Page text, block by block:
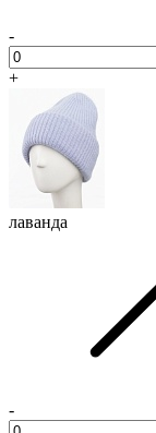
-
+
лаванда
-